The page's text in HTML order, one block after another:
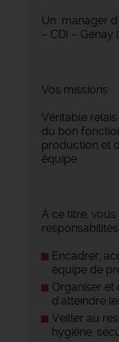
Un manager
– CDI – Genay
Vos missions
Véritable
du bon
production et
équipe.
À ce titre,
responsabilités
Encadrer,
équipe de
Organiser et
d'atteindre
Veiller au
hygiène,